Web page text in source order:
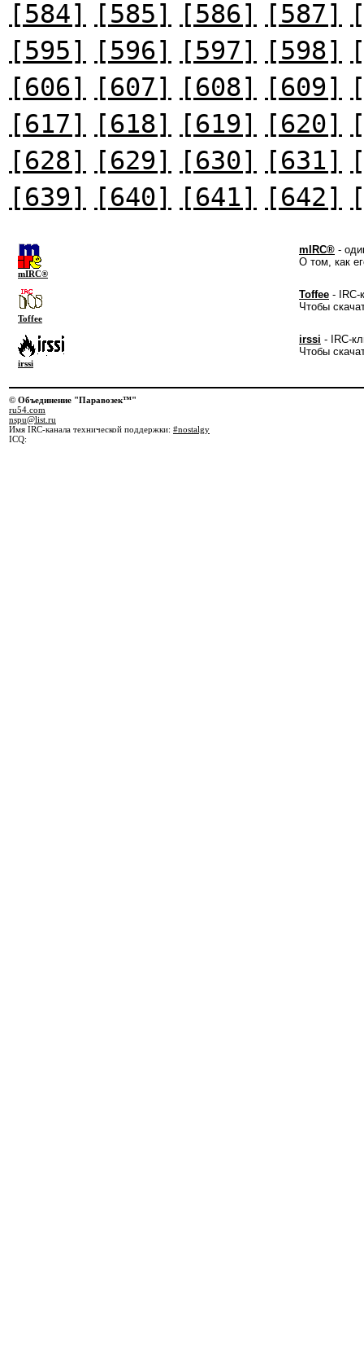
[584] [585] [586] [587]
[595]
[596] [597] [598]
[606]
[607] [608] [609]
[617]
[618] [619] [620]
[628]
[629] [630] [631]
[639]
[640] [641] [642]
mIRC®
mIRC® -
О том, как
Toffee
Toffee - IRC-
Чтобы
irssi
irssi - IRC-
Чтобы
© Объединение "Паравозек™"
ru54.com
nspu@list.ru
Имя IRC-канала технической поддержки: #nostalgy
ICQ: